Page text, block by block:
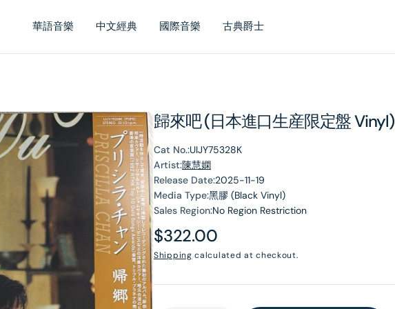
華語音樂 中文經典 國際音樂 古典爵士
歸來吧 (日本進口生産限定盤 Vinyl)
Cat No.:UIJY75328K
Artist:陳慧嫻
Release Date:2025-11-19
Media Type:黑膠 (Black Vinyl)
Sales Region:No Region Restriction
Regular
price
$322.00
Shipping calculated at checkout.